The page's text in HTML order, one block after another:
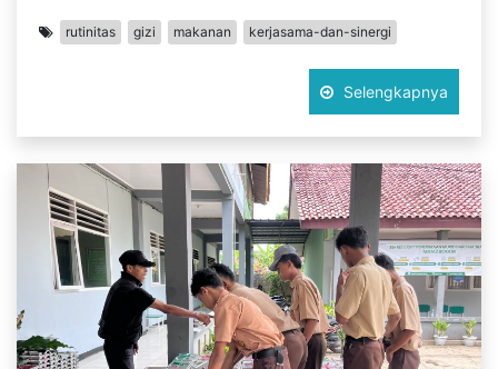
rutinitas gizi makanan kerjasama-dan-sinergi
Selengkapnya